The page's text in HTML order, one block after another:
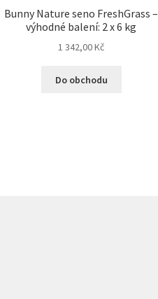
Bunny Nature seno FreshGrass –
výhodné balení: 2 x 6 kg
1 342,00Kč
Do obchodu